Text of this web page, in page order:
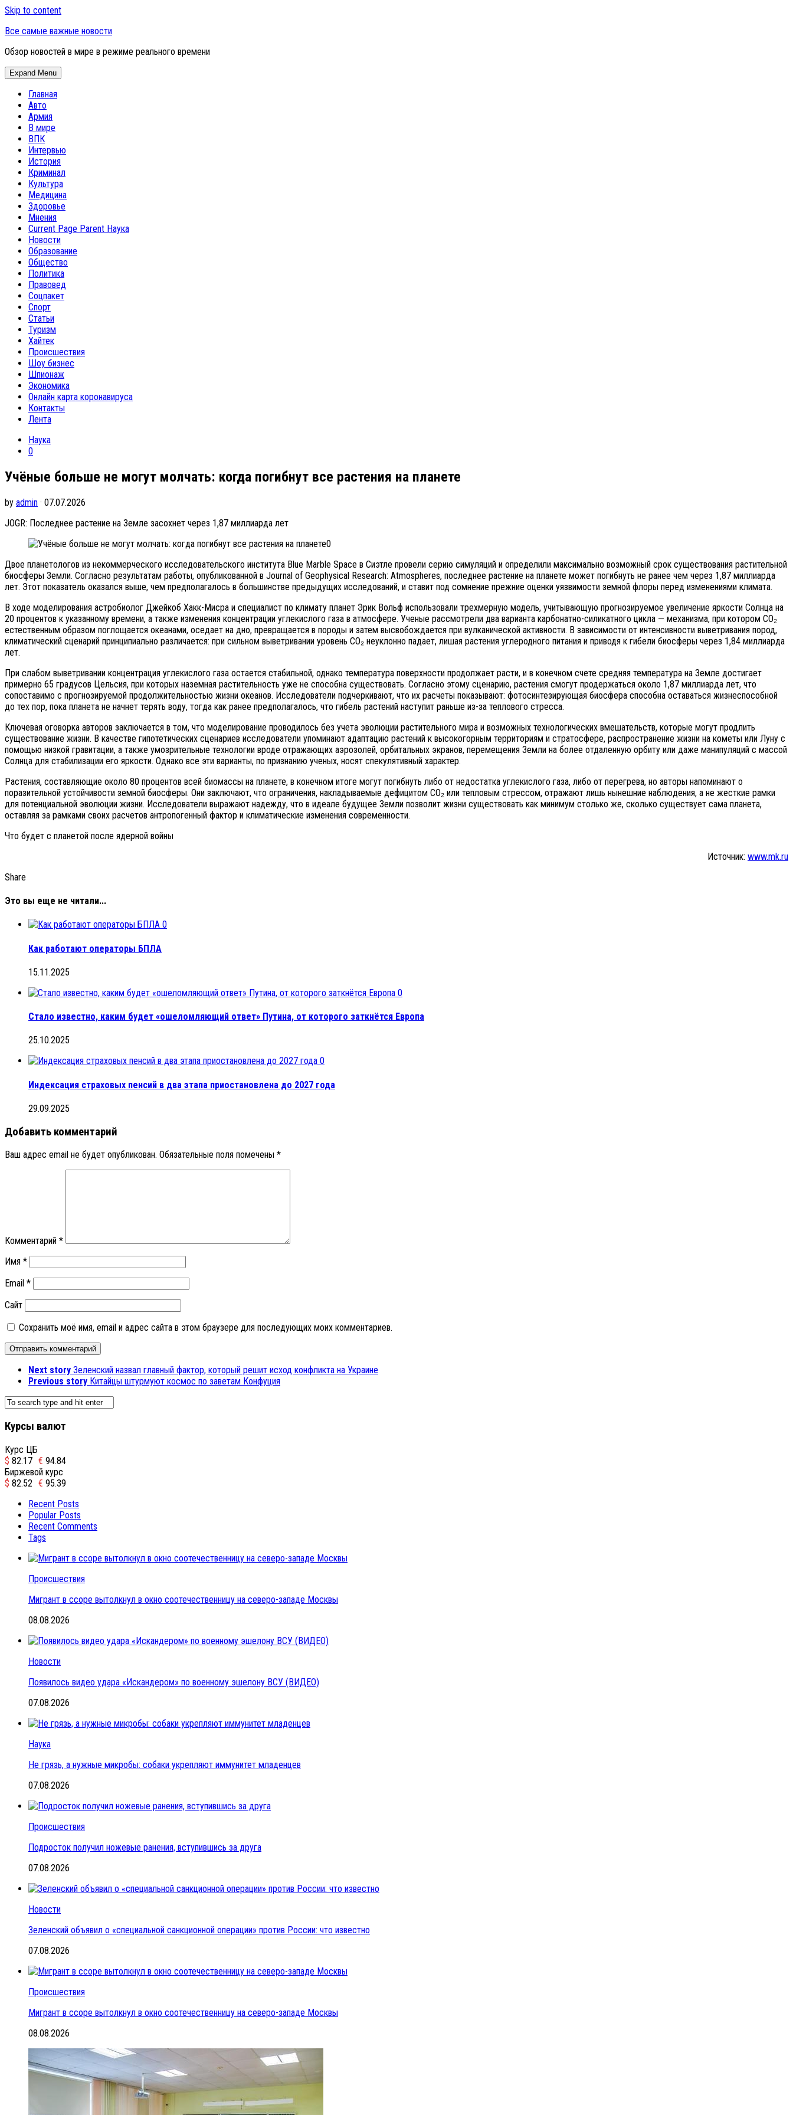
Skip to content
Все самые важные новости
Обзор новостей в мире в режиме реального времени
Expand Menu
Главная
Авто
Армия
В мире
ВПК
Интервью
История
Криминал
Культура
Медицина
Здоровье
Мнения
Current Page Parent Наука
Новости
Образование
Общество
Политика
Правовед
Соцпакет
Спорт
Статьи
Туризм
Хайтек
Происшествия
Шоу бизнес
Шпионаж
Экономика
Онлайн карта коронавируса
Контакты
Лента
Наука
0
Учёные больше не могут молчать: когда погибнут все растения на планете
by admin · 07.07.2026
JOGR: Последнее растение на Земле засохнет через 1,87 миллиарда лет
Двое планетологов из некоммерческого исследовательского института Blue Marble Space в Сиэтле провели серию симуляций и определили максимально возможный срок существования растительной
биосферы Земли. Согласно результатам работы, опубликованной в Journal of Geophysical Research: Atmospheres, последнее растение на планете может погибнуть не ранее чем через 1,87 миллиарда
лет. Этот показатель оказался выше, чем предполагалось в большинстве предыдущих исследований, и ставит под сомнение прежние оценки уязвимости земной флоры перед изменениями климата.
В ходе моделирования астробиолог Джейкоб Хакк-Мисра и специалист по климату планет Эрик Вольф использовали трехмерную модель, учитывающую прогнозируемое увеличение яркости Солнца на
20 процентов к указанному времени, а также изменения концентрации углекислого газа в атмосфере. Ученые рассмотрели два варианта карбонатно-силикатного цикла — механизма, при котором CO₂
естественным образом поглощается океанами, оседает на дно, превращается в породы и затем высвобождается при вулканической активности. В зависимости от интенсивности выветривания пород,
климатический сценарий принципиально различается: при сильном выветривании уровень CO₂ неуклонно падает, лишая растения углеродного питания и приводя к гибели биосферы через 1,84 миллиарда
лет.
При слабом выветривании концентрация углекислого газа остается стабильной, однако температура поверхности продолжает расти, и в конечном счете средняя температура на Земле достигает
примерно 65 градусов Цельсия, при которых наземная растительность уже не способна существовать. Согласно этому сценарию, растения смогут продержаться около 1,87 миллиарда лет, что
сопоставимо с прогнозируемой продолжительностью жизни океанов. Исследователи подчеркивают, что их расчеты показывают: фотосинтезирующая биосфера способна оставаться жизнеспособной
до тех пор, пока планета не начнет терять воду, тогда как ранее предполагалось, что гибель растений наступит раньше из-за теплового стресса.
Ключевая оговорка авторов заключается в том, что моделирование проводилось без учета эволюции растительного мира и возможных технологических вмешательств, которые могут продлить
существование жизни. В качестве гипотетических сценариев исследователи упоминают адаптацию растений к высокогорным территориям и стратосфере, распространение жизни на кометы или Луну с
помощью низкой гравитации, а также умозрительные технологии вроде отражающих аэрозолей, орбитальных экранов, перемещения Земли на более отдаленную орбиту или даже манипуляций с массой
Солнца для стабилизации его яркости. Однако все эти варианты, по признанию ученых, носят спекулятивный характер.
Растения, составляющие около 80 процентов всей биомассы на планете, в конечном итоге могут погибнуть либо от недостатка углекислого газа, либо от перегрева, но авторы напоминают о
поразительной устойчивости земной биосферы. Они заключают, что ограничения, накладываемые дефицитом CO₂ или тепловым стрессом, отражают лишь нынешние наблюдения, а не жесткие рамки
для потенциальной эволюции жизни. Исследователи выражают надежду, что в идеале будущее Земли позволит жизни существовать как минимум столько же, сколько существует сама планета,
оставляя за рамками своих расчетов антропогенный фактор и климатические изменения современности.
Что будет с планетой после ядерной войны
Источник: www.mk.ru
Share
Это вы еще не читали...
0
Как работают операторы БПЛА
15.11.2025
0
Стало известно, каким будет «ошеломляющий ответ» Путина, от которого заткнётся Европа
25.10.2025
0
Индексация страховых пенсий в два этапа приостановлена до 2027 года
29.09.2025
Добавить комментарий
Ваш адрес email не будет опубликован. Обязательные поля помечены *
Комментарий *
Имя *
Email *
Сайт
Сохранить моё имя, email и адрес сайта в этом браузере для последующих моих комментариев.
Next story Зеленский назвал главный фактор, который решит исход конфликта на Украине
Previous story Китайцы штурмуют космос по заветам Конфуция
Курсы валют
Курс ЦБ
$ 82.17 € 94.84
Биржевой курс
$ 82.52 € 95.39
Recent Posts
Popular Posts
Recent Comments
Tags
Происшествия
Мигрант в ссоре вытолкнул в окно соотечественницу на северо-западе Москвы
08.08.2026
Новости
Появилось видео удара «Искандером» по военному эшелону ВСУ (ВИДЕО)
07.08.2026
Наука
Не грязь, а нужные микробы: собаки укрепляют иммунитет младенцев
07.08.2026
Происшествия
Подросток получил ножевые ранения, вступившись за друга
07.08.2026
Новости
Зеленский объявил о «специальной санкционной операции» против России: что известно
07.08.2026
Происшествия
Мигрант в ссоре вытолкнул в окно соотечественницу на северо-западе Москвы
08.08.2026